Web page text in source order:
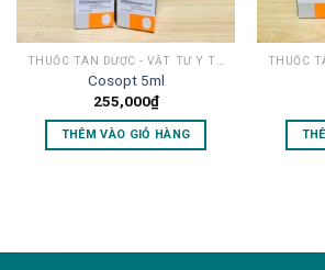
Cosopt 5ml
255,000₫
THÊM VÀO GIỎ HÀNG